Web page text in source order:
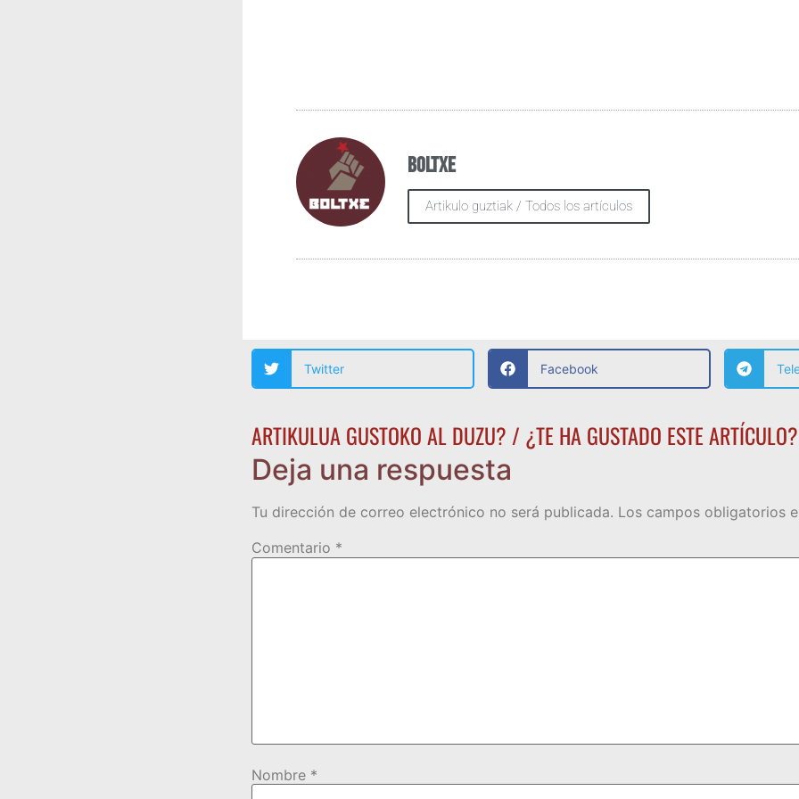
Boltxe
Artikulo guztiak / Todos los artículos
Twitter Facebook
ARTIKULUA GUSTOKO AL DUZU? / ¿TE HA GUSTADO ESTE ARTÍCULO?
Deja una respuesta
Tu dirección de correo electrónico no será publicada. Los campos obligatorios
Comentario *
Nombre *